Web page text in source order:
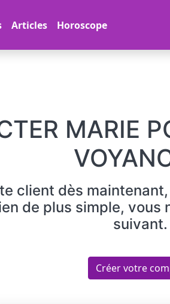
Articles Horoscope
MARIE
client dès
de plus simple,
suivant.
Créer votre